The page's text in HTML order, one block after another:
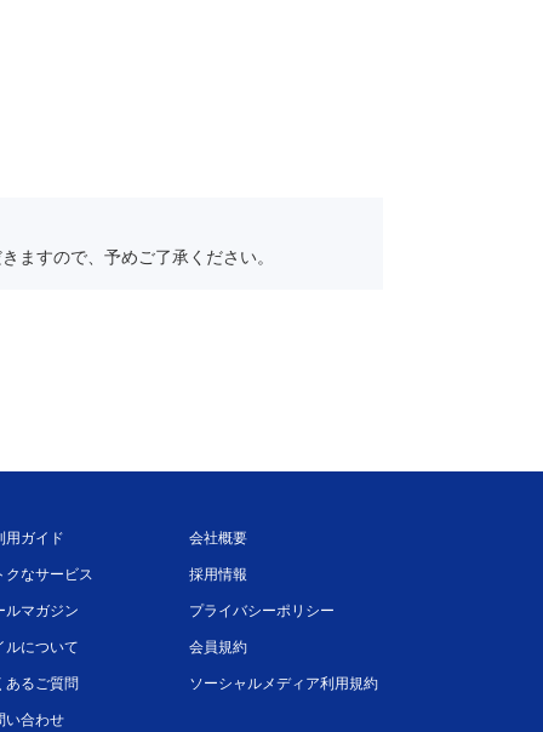
ますので、予めご了承ください。
用ガイド
クなサービス
ルマガジン
ルについて
あるご質問
い合わせ
会社概要
採用情報
プライバシーポリシー
会員規約
ソーシャルメディア利用規約